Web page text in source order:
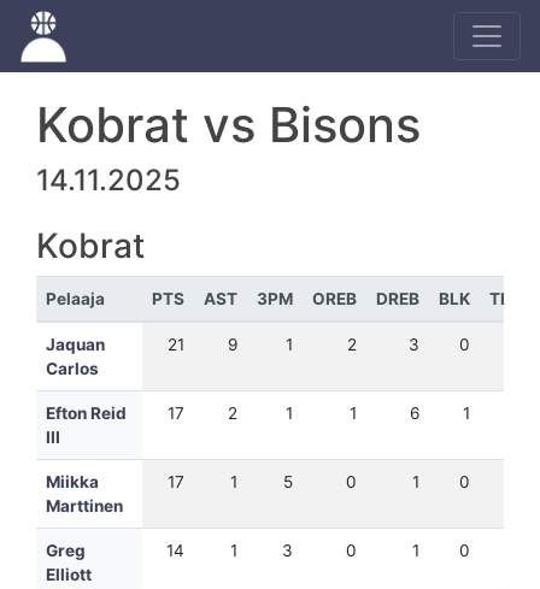
Kobrat vs Bisons
14.11.2025
Kobrat
Pelaaja PTS AST 3PM OREB DREB BLK TEH
Jaquan
Carlos
21 9 1 2 3 0
Efton Reid
III
17 2 1 1 6 1
Miikka
Marttinen
17 1 5 0 1 0
Greg
Elliott
14 1 3 0 1 0